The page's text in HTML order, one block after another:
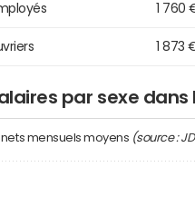
1
1
par sexe dans
mensuels moyens (source :